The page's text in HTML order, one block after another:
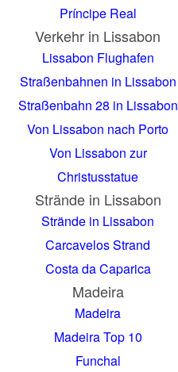
Príncipe Real
Verkehr in Lissabon
Lissabon Flughafen
Straßenbahnen in Lissabon
Straßenbahn 28 in Lissabon
Von Lissabon nach Porto
Von Lissabon zur
Christusstatue
Strände in Lissabon
Strände in Lissabon
Carcavelos Strand
Costa da Caparica
Madeira
Madeira
Madeira Top 10
Funchal